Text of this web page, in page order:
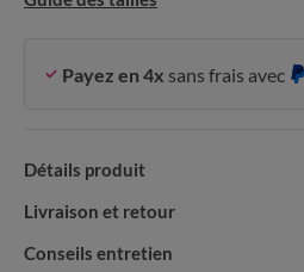
Payez en 4x sans frais avec
Détails produit
Livraison et retour
Conseils entretien